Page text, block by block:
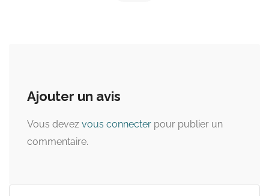
Ajouter un avis
Vous devez vous connecter pour publier un
commentaire.